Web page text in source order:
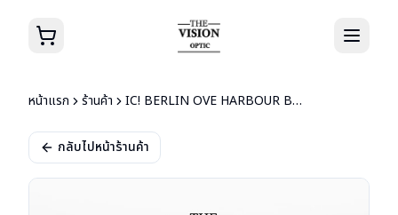
หน้าแรก ร้านค้า IC! BERLIN OVE HARBOUR BLUE/PEARL
กลับไปหน้าร้านค้า